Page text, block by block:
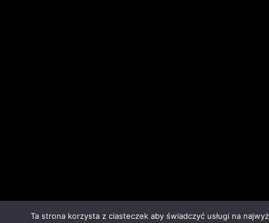
Ta strona korzysta z ciasteczek aby świadczyć usługi na